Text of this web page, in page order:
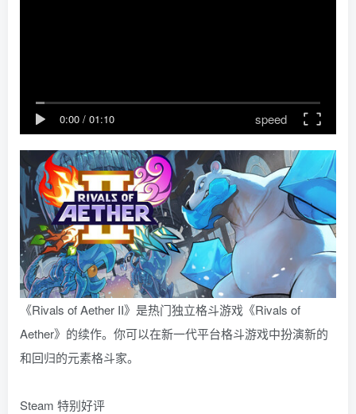
0:00 / 01:10 speed
《Rivals of Aether II》是热门独立格斗游戏《Rivals of
Aether》的续作。你可以在新一代平台格斗游戏中扮演新的
和回归的元素格斗家。
Steam 特别好评